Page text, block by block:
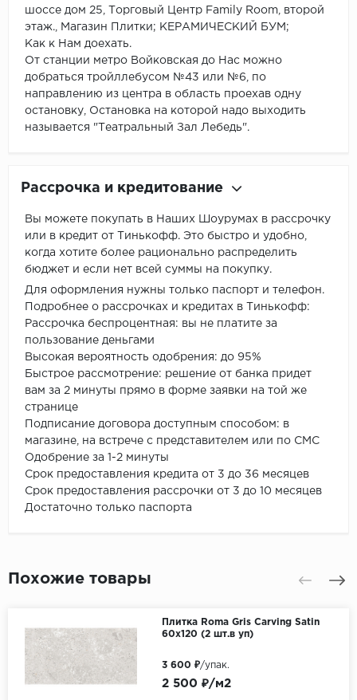
шоссе дом 25, Торговый Центр Family Room, второй
этаж., Магазин Плитки; КЕРАМИЧЕСКИЙ БУМ;
Как к Нам доехать.
От станции метро Войковская до Нас можно
добраться тройллебусом №43 или №6, по
направлению из центра в область проехав одну
остановку, Остановка на которой надо выходить
называется "Театральный Зал Лебедь".
Рассрочка и кредитование
Вы можете покупать в Наших Шоурумах в рассрочку
или в кредит от Тинькофф. Это быстро и удобно,
когда хотите более рационально распределить
бюджет и если нет всей суммы на покупку.
Для оформления нужны только паспорт и телефон.
Подробнее о рассрочках и кредитах в Тинькофф:
Рассрочка беспроцентная: вы не платите за
пользование деньгами
Высокая вероятность одобрения: до 95%
Быстрое рассмотрение: решение от банка придет
вам за 2 минуты прямо в форме заявки на той же
странице
Подписание договора доступным способом: в
магазине, на встрече с представителем или по СМС
Одобрение за 1-2 минуты
Срок предоставления кредита от 3 до 36 месяцев
Срок предоставления рассрочки от 3 до 10 месяцев
Достаточно только паспорта
Похожие товары
Плитка Roma Gris Carving Satin
60x120 (2 шт.в уп)
2 500 ₽/м2
3 600 ₽/упак.